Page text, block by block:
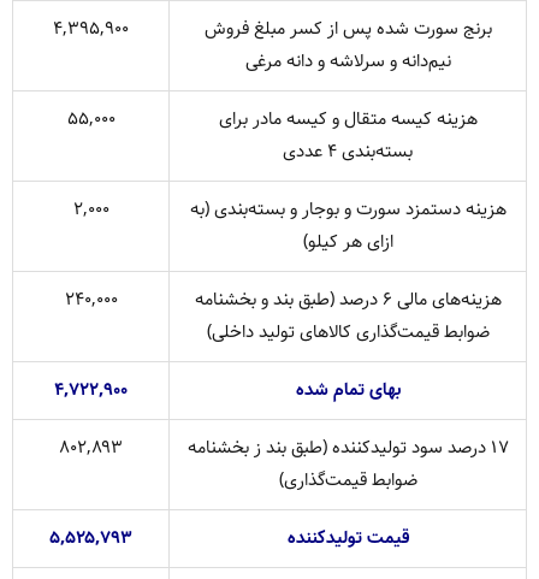
برنج سورت شده پس از کسر مبلغ فروش
نیم‌دانه و سرلاشه و دانه مرغی
۴,۳۹۵,۹۰۰
هزینه کیسه متقال و کیسه مادر برای
بسته‌بندی ۴ عددی
۵۵,۰۰۰
هزینه دستمزد سورت و بوجار و بسته‌بندی (به
ازای هر کیلو)
۲,۰۰۰
هزینه‌های مالی ۶ درصد (طبق بند و بخشنامه
ضوابط قیمت‌گذاری کالاهای تولید داخلی)
۲۴۰,۰۰۰
بهای تمام شده
۴,۷۲۲,۹۰۰
۱۷ درصد سود تولیدکننده (طبق بند ز بخشنامه
ضوابط قیمت‌گذاری)
۸۰۲,۸۹۳
قیمت تولیدکننده
۵,۵۲۵,۷۹۳